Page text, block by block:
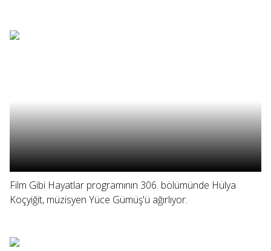
Film Gibi Hayatlar programının 306. bölümünde Hülya
Koçyiğit, müzisyen Yüce Gümüş'ü ağırlıyor.